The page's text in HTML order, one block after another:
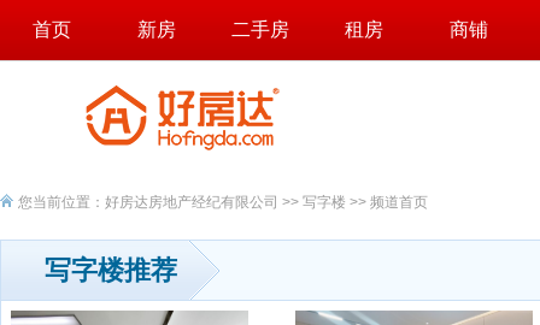
首页 新房 二手房 租房 商铺
您当前位置： 好房达房地产经纪有限公司 >> 写字楼 >> 频道首页
写字楼推荐